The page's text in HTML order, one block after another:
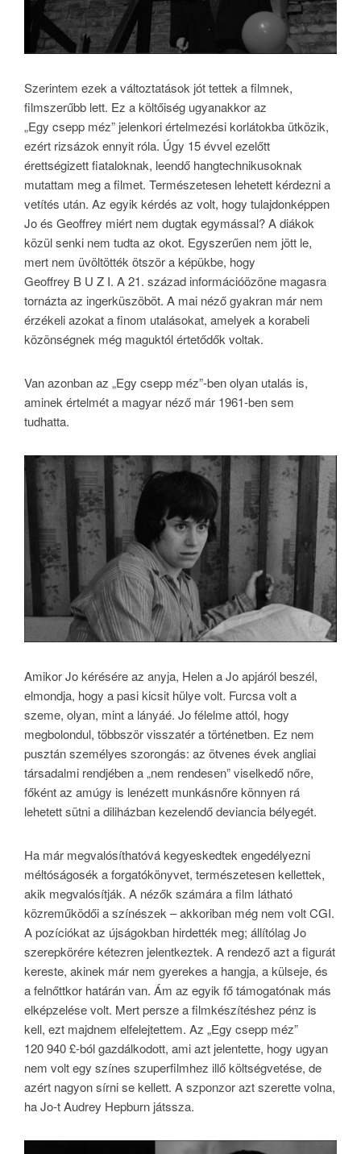
Szerintem ezek a változtatások jót tettek a filmnek,
filmszerűbb lett. Ez a költőiség ugyanakkor az
„Egy csepp méz” jelenkori értelmezési korlátokba ütközik,
ezért rizsázok ennyit róla. Úgy 15 évvel ezelőtt
érettségizett fiataloknak, leendő hangtechnikusoknak
mutattam meg a filmet. Természetesen lehetett kérdezni a
vetítés után. Az egyik kérdés az volt, hogy tulajdonképpen
Jo és Geoffrey miért nem dugtak egymással? A diákok
közül senki nem tudta az okot. Egyszerűen nem jött le,
mert nem üvöltötték ötször a képükbe, hogy
Geoffrey B U Z I. A 21. század információözöne magasra
tornázta az ingerküszöböt. A mai néző gyakran már nem
érzékeli azokat a finom utalásokat, amelyek a korabeli
közönségnek még maguktól értetődők voltak.
Van azonban az „Egy csepp méz”-ben olyan utalás is,
aminek értelmét a magyar néző már 1961-ben sem
tudhatta.
Amikor Jo kérésére az anyja, Helen a Jo apjáról beszél,
elmondja, hogy a pasi kicsit hülye volt. Furcsa volt a
szeme, olyan, mint a lányáé. Jo félelme attól, hogy
megbolondul, többször visszatér a történetben. Ez nem
pusztán személyes szorongás: az ötvenes évek angliai
társadalmi rendjében a „nem rendesen” viselkedő nőre,
főként az amúgy is lenézett munkásnőre könnyen rá
lehetett sütni a diliházban kezelendő deviancia bélyegét.
Ha már megvalósíthatóvá kegyeskedtek engedélyezni
méltóságosék a forgatókönyvet, természetesen kellettek,
akik megvalósítják. A nézők számára a film látható
közreműködői a színészek – akkoriban még nem volt CGI.
A pozíciókat az újságokban hirdették meg; állítólag Jo
szerepkörére kétezren jelentkeztek. A rendező azt a figurát
kereste, akinek már nem gyerekes a hangja, a külseje, és
a felnőttkor határán van. Ám az egyik fő támogatónak más
elképzelése volt. Mert persze a filmkészítéshez pénz is
kell, ezt majdnem elfelejtettem. Az „Egy csepp méz”
120 940 £-ból gazdálkodott, ami azt jelentette, hogy ugyan
nem volt egy színes szuperfilmhez illő költségvetése, de
azért nagyon sírni se kellett. A szponzor azt szerette volna,
ha Jo-t Audrey Hepburn játssza.